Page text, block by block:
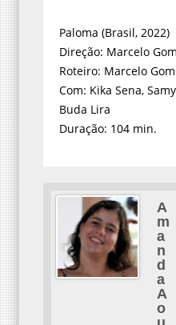
Paloma (Brasil, 2022)
Direção: Marcelo
Roteiro: Marcelo
Com: Kika Sena,
Buda Lira
Duração: 104 min.
A
m
a
n
d
a
A
o